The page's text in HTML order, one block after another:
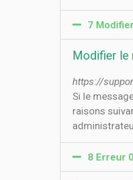
7
Modifier le
https://
Si le
raisons
8 Erreur